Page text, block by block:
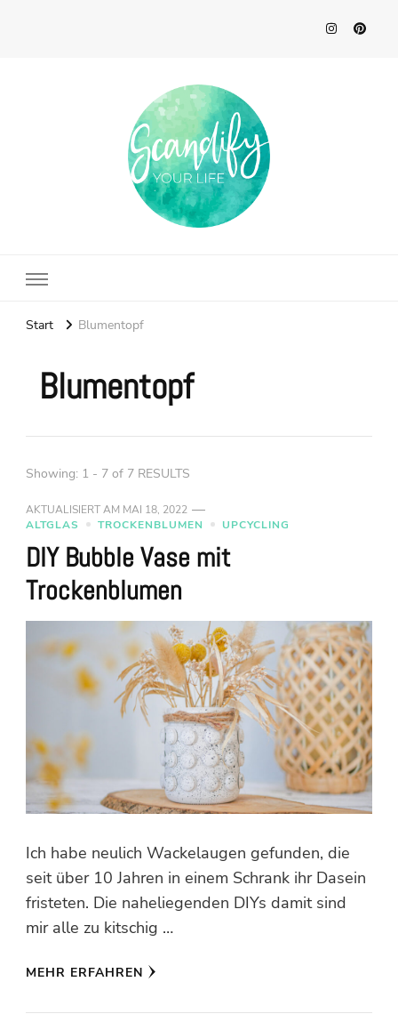
Start Blumentopf
Blumentopf
Showing: 1 - 7 of 7 RESULTS
AKTUALISIERT AM MAI 18, 2022
ALTGLAS
TROCKENBLUMEN UPCYCLING
DIY Bubble Vase mit
Trockenblumen
Ich habe neulich Wackelaugen gefunden, die
seit über 10 Jahren in einem Schrank ihr Dasein
fristeten. Die naheliegenden DIYs damit sind
mir alle zu kitschig …
MEHR ERFAHREN